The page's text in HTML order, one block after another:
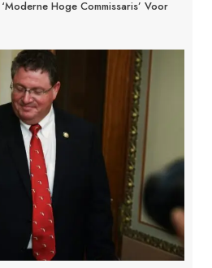
Hoge Commissaris’ Voor